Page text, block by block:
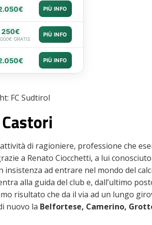
PIÙ INFO
250€
GRATIS
PIÙ INFO
PIÙ INFO
FC Sudtirol
di ragioniere, professione che
a Renato Ciocchetti, a lui
ad entrare nel mondo del
alla guida del club e, dall’ultimo
risultato che da il via ad un lungo
nuovo la Belfortese, Camerino,